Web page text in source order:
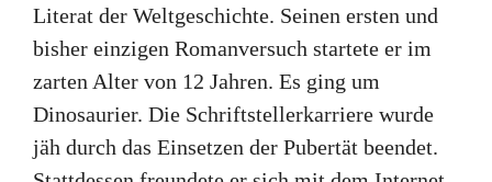
Literat der Weltgeschichte. Seinen ersten und
bisher einzigen Romanversuch startete er im
zarten Alter von 12 Jahren. Es ging um
Dinosaurier. Die Schriftstellerkarriere wurde
jäh durch das Einsetzen der Pubertät beendet.